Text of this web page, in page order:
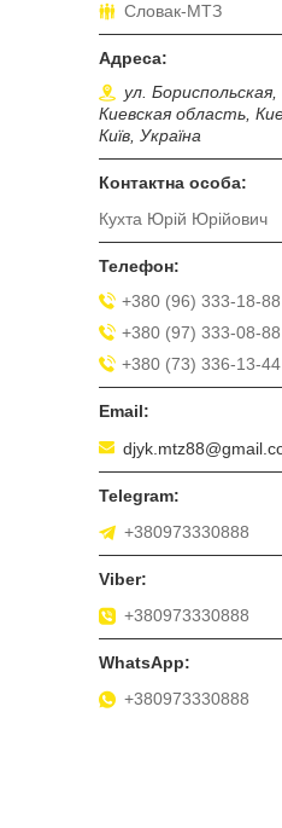
Словак-МТЗ
ул. Бориспольская,
Киевская область,
Київ, Україна
Кухта Юрій Юрійович
+380 (96) 333-18-88
+380 (97) 333-08-88
+380 (73) 336-13-44
+380973330888
+380973330888
+380973330888